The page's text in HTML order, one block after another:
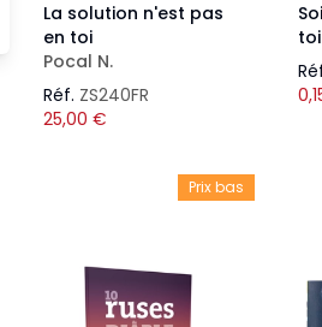
La solution n'est pas
en toi
Pocal N.
Réf. ZS240FR
25,00 €
Prix bas